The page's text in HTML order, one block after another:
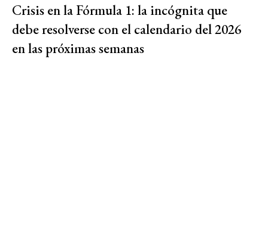
Crisis en la Fórmula 1: la incógnita que
debe resolverse con el calendario del 2026
en las próximas semanas